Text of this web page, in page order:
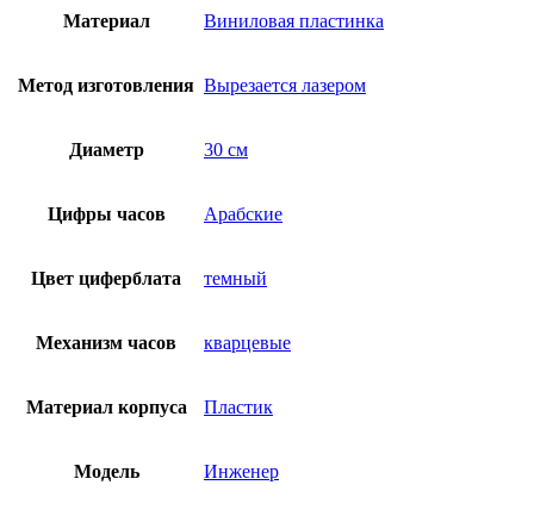
Материал Виниловая пластинка
Метод изготовления Вырезается лазером
Диаметр 30 см
Цифры часов Арабские
Цвет циферблата темный
Механизм часов кварцевые
Материал корпуса Пластик
Модель Инженер